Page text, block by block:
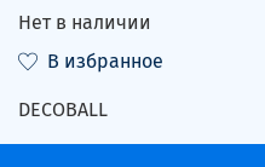
Нет в наличии
В избранное
DECOBALL